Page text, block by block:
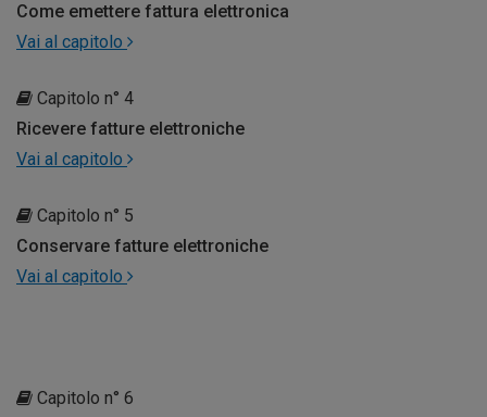
Come emettere fattura elettronica
Vai al capitolo
Capitolo n° 4
Ricevere fatture elettroniche
Vai al capitolo
Capitolo n° 5
Conservare fatture elettroniche
Vai al capitolo
Capitolo n° 6